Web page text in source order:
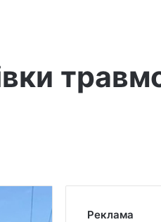
Реклама